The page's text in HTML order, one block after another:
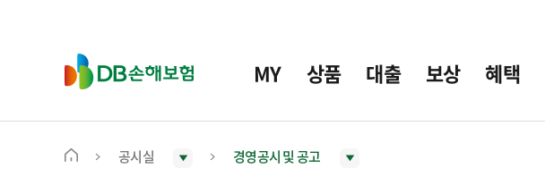
D
B
보
MY 상품 대출 보상 혜택
메
공시실 경영공시 및 공고